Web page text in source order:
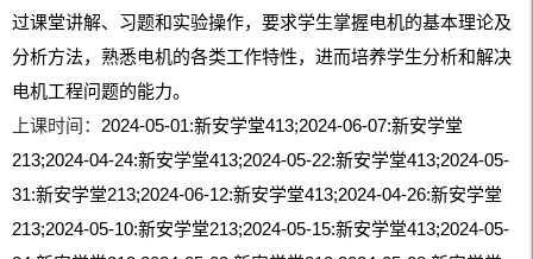
过课堂讲解、习题和实验操作，要求学生掌握电机的基本理论及
分析方法，熟悉电机的各类工作特性，进而培养学生分析和解决
电机工程问题的能力。
上课时间： 2024-05-01:新安学堂413;2024-06-07:新安学堂
213;2024-04-24:新安学堂413;2024-05-22:新安学堂413;2024-05-
31:新安学堂213;2024-06-12:新安学堂413;2024-04-26:新安学堂
213;2024-05-10:新安学堂213;2024-05-15:新安学堂413;2024-05-